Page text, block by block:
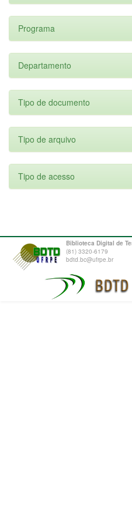
Programa
Departamento
Tipo de documento
Tipo de arquivo
Tipo de acesso
Biblioteca Digital de
(81) 3320-6179
bdtd.bc@ufrpe.br